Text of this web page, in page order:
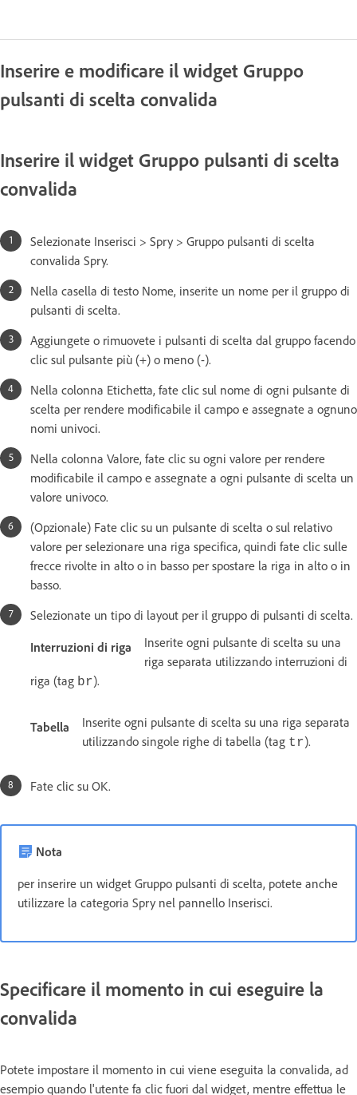
Inserire e modificare il widget Gruppo
pulsanti di scelta convalida
Inserire il widget Gruppo pulsanti di scelta
convalida
Selezionate Inserisci > Spry > Gruppo pulsanti di scelta
convalida Spry.
Nella casella di testo Nome, inserite un nome per il gruppo di
pulsanti di scelta.
Aggiungete o rimuovete i pulsanti di scelta dal gruppo facendo
clic sul pulsante più (+) o meno (-).
Nella colonna Etichetta, fate clic sul nome di ogni pulsante di
scelta per rendere modificabile il campo e assegnate a ognuno
nomi univoci.
Nella colonna Valore, fate clic su ogni valore per rendere
modificabile il campo e assegnate a ogni pulsante di scelta un
valore univoco.
(Opzionale) Fate clic su un pulsante di scelta o sul relativo
valore per selezionare una riga specifica, quindi fate clic sulle
frecce rivolte in alto o in basso per spostare la riga in alto o in
basso.
Selezionate un tipo di layout per il gruppo di pulsanti di scelta.
Interruzioni di riga
Inserite ogni pulsante di scelta su una
riga separata utilizzando interruzioni di
riga (tag br).
Tabella
Inserite ogni pulsante di scelta su una riga separata
utilizzando singole righe di tabella (tag tr).
Fate clic su OK.
Nota
per inserire un widget Gruppo pulsanti di scelta, potete anche
utilizzare la categoria Spry nel pannello Inserisci.
Specificare il momento in cui eseguire la
convalida
Potete impostare il momento in cui viene eseguita la convalida, ad
esempio quando l'utente fa clic fuori dal widget, mentre effettua le